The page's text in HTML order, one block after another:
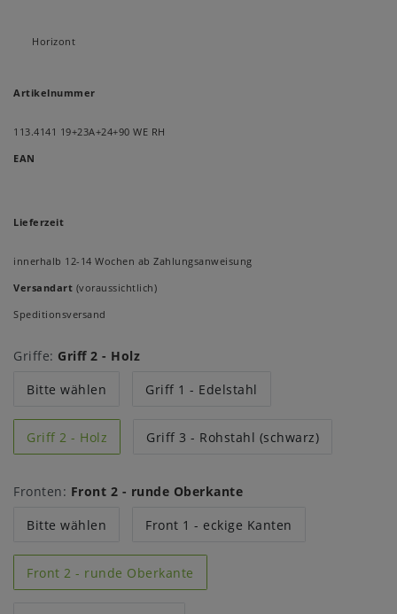
Horizont
Artikelnummer
113.4141 19+23A+24+90 WE RH
EAN
Lieferzeit
innerhalb 12-14 Wochen ab Zahlungsanweisung
Versandart (voraussichtlich)
Speditionsversand
Griffe: Griff 2 - Holz
Bitte wählen
Griff 1 - Edelstahl
Griff 2 - Holz Griff 3 - Rohstahl (schwarz)
Fronten: Front 2 - runde Oberkante
Bitte wählen
Front 1 - eckige Kanten
Front 2 - runde Oberkante